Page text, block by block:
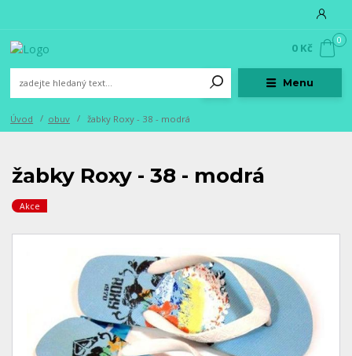
Menu
0
0 Kč
Úvod obuv žabky Roxy - 38 - modrá
žabky Roxy - 38 - modrá
Akce